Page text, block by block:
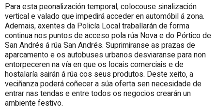
Para esta peonalización temporal, colocouse sinalización
vertical e valado que impedirá acceder en automóbil á zona.
Ademais, axentes da Policía Local traballarán de forma
continua nos puntos de acceso pola rúa Nova e do Pórtico de
San Andrés á rúa San Andrés. Suprimiranse as prazas de
aparcamento e os autobuses urbanos desviaranse para non
entorpeceren na vía en que os locais comerciais e de
hostalaría sairán á rúa cos seus produtos. Deste xeito, a
veciñanza poderá coñecer a súa oferta sen necesidade de
entrar nas tendas e entre todos os negocios crearán un
ambiente festivo.